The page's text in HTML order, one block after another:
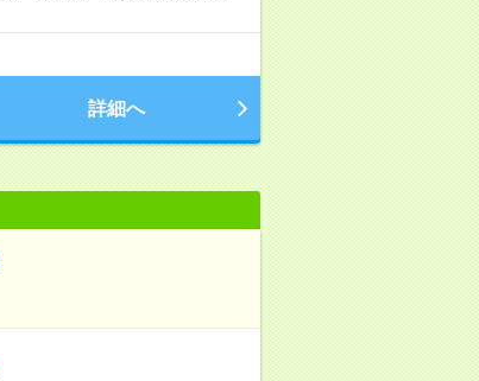
詳細へ